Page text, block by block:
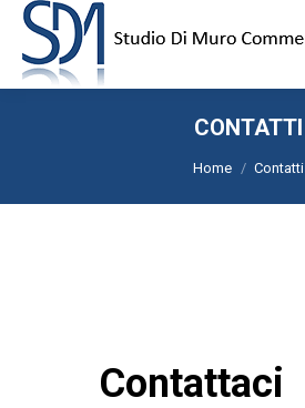
CONTATTI
Tu sei qui:
Home Contatti
Contattaci